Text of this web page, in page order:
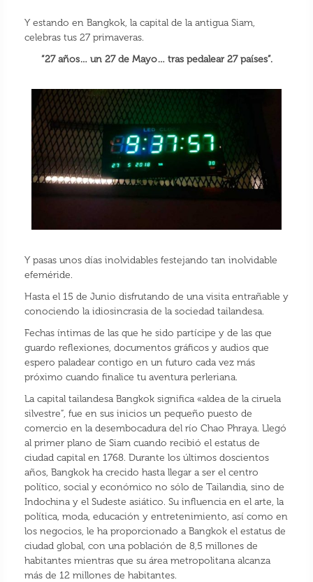
Y estando en Bangkok, la capital de la antigua Siam,
celebras tus 27 primaveras.
“27 años… un 27 de Mayo… tras pedalear 27 países”.
Y pasas unos días inolvidables festejando tan inolvidable
efeméride.
Hasta el 15 de Junio disfrutando de una visita entrañable y
conociendo la idiosincrasia de la sociedad tailandesa.
Fechas íntimas de las que he sido partícipe y de las que
guardo reflexiones, documentos gráficos y audios que
espero paladear contigo en un futuro cada vez más
próximo cuando finalice tu aventura perleriana.
La capital tailandesa Bangkok significa «aldea de la ciruela
silvestre”, fue en sus inicios un pequeño puesto de
comercio en la desembocadura del río Chao Phraya. Llegó
al primer plano de Siam cuando recibió el estatus de
ciudad capital en 1768. Durante los últimos doscientos
años, Bangkok ha crecido hasta llegar a ser el centro
político, social y económico no sólo de Tailandia, sino de
Indochina y el Sudeste asiático. Su influencia en el arte, la
política, moda, educación y entretenimiento, así como en
los negocios, le ha proporcionado a Bangkok el estatus de
ciudad global, con una población de 8,5 millones de
habitantes mientras que su área metropolitana alcanza
más de 12 millones de habitantes.